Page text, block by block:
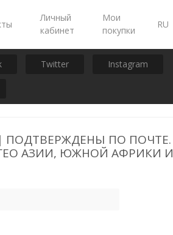
Личный
кабинет
Мои
покупки
RU
Twitter Instagram
| ПОДТВЕРЖДЕНЫ ПО ПОЧТЕ.
АЗИИ, ЮЖНОЙ АФРИКИ И